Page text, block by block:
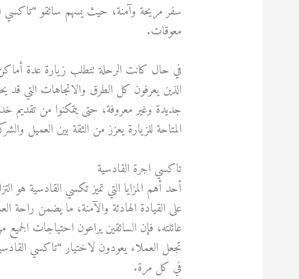
سفر مريحة وآمنة، حيث يسهم سائقو
معوقات.
في حال كانت الرحلة تتطلب زيارة عدة
الذين يعرفون كل الطرق والاتجاهات التي
جديدة وغير معروفة، حتى يتمكنوا من تقديم
المتاحة للزيارة يعزز من الثقة بين العميل
تاكسي اجرة القادسية
أحد أهم المزايا التي تميز تكسي القادسية هو
على القيادة الهادئة والآمنة، ما يضمن
عائلته، فإن السائقين يراعون احتياجات
تجعل العملاء يعودون لاختيار “تاكسي
في كل مرة.